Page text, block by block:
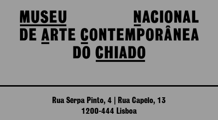
Rua Serpa Pinto, 4 | Rua Capelo, 13
1200-444 Lisboa